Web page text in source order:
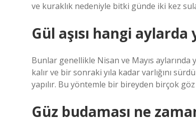
ve kuraklık nedeniyle bitki günde iki kez
Gül aşısı hangi aylarda
Bunlar genellikle Nisan ve Mayıs aylarında
kalır ve bir sonraki yıla kadar varlığını
yapılır. Bu yöntemle bir bireyden birçok
Güz budaması ne